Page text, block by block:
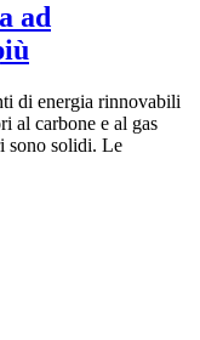
ad
di energia rinnovabili
al carbone e al gas
sono solidi. Le